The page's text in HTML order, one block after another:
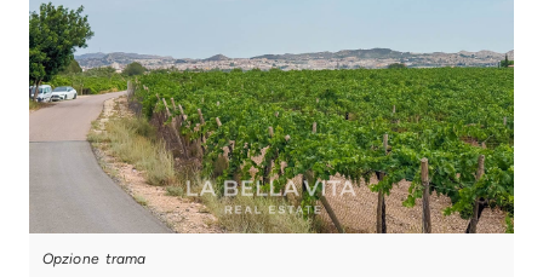
Opzione trama